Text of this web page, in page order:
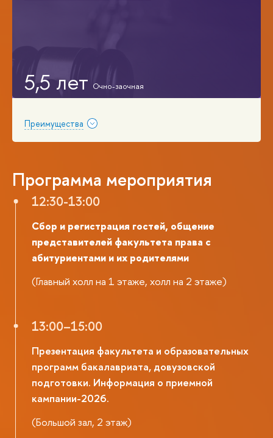
5,5 лет
Преимущества
Программа мероприятия
12:30-13:00
Сбор и регистрация гостей, общение
представителей факультета права с
абитуриентами и их родителями
(Главный холл на 1 этаже, холл на 2 этаже)
13:00–15:00
Презентация факультета и образовательных
программ бакалавриата, довузовской
подготовки. Информация о приемной
кампании-2026.
(Большой зал, 2 этаж)